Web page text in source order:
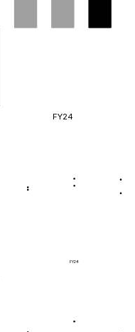
FY24
FY24